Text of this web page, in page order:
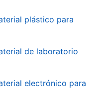
plástico para
de laboratorio
electrónico para